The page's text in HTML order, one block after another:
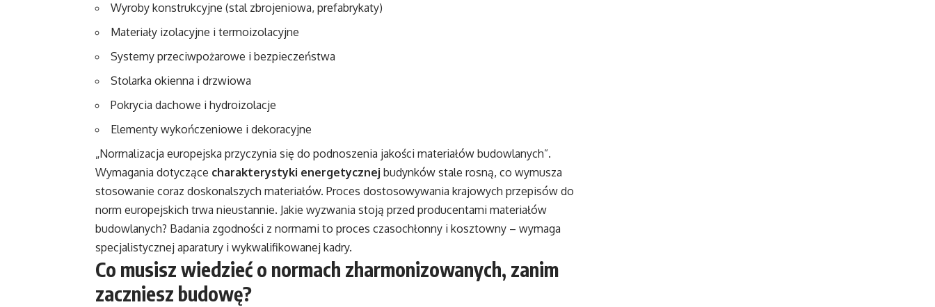
Wyroby konstrukcyjne (stal zbrojeniowa, prefabrykaty)
Materiały izolacyjne i termoizolacyjne
Systemy przeciwpożarowe i bezpieczeństwa
Stolarka okienna i drzwiowa
Pokrycia dachowe i hydroizolacje
Elementy wykończeniowe i dekoracyjne
„Normalizacja europejska przyczynia się do podnoszenia jakości materiałów budowlanych”.
Wymagania dotyczące charakterystyki energetycznej budynków stale rosną, co wymusza
stosowanie coraz doskonalszych materiałów. Proces dostosowywania krajowych przepisów do
norm europejskich trwa nieustannie. Jakie wyzwania stoją przed producentami materiałów
budowlanych? Badania zgodności z normami to proces czasochłonny i kosztowny – wymaga
specjalistycznej aparatury i wykwalifikowanej kadry.
Co musisz wiedzieć o normach zharmonizowanych, zanim
zaczniesz budowę?